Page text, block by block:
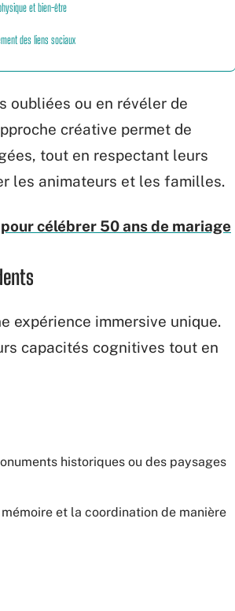
et bien-être
des liens sociaux
oubliées ou en révéler de
créative permet de
tout en respectant leurs
les animateurs et les familles.
célébrer 50 ans de mariage
expérience immersive unique.
capacités cognitives tout en
historiques ou des paysages
et la coordination de manière